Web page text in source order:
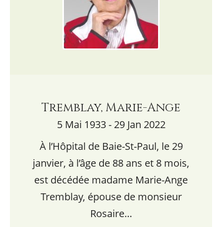
Tremblay, Marie-Ange
5 Mai 1933 - 29 Jan 2022
À l’Hôpital de Baie-St-Paul, le 29
janvier, à l’âge de 88 ans et 8 mois,
est décédée madame Marie-Ange
Tremblay, épouse de monsieur
Rosaire…